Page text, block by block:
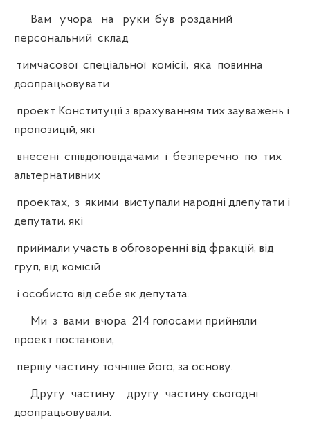
Вам учора на руки був розданий
персональний склад
тимчасової спеціальної комісії, яка повинна
доопрацьовувати
проект Конституції з врахуванням тих зауважень і
пропозицій, які
внесені співдоповідачами і безперечно по тих
альтернативних
проектах, з якими виступали народні длепутати і
депутати, які
приймали участь в обговоренні від фракцій, від
груп, від комісій
і особисто від себе як депутата.
Ми з вами вчора 214 голосами прийняли
проект постанови,
першу частину точніше його, за основу.
Другу частину... другу частину сьогодні
доопрацьовували.